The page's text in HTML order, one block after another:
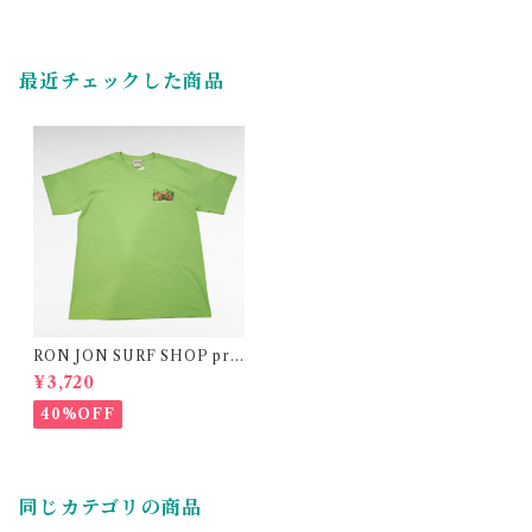
最近チェックした商品
RON JON SURF SHOP prin
t t-shirt
¥3,720
40%OFF
同じカテゴリの商品